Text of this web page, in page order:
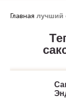
Fenix
Главная лучший